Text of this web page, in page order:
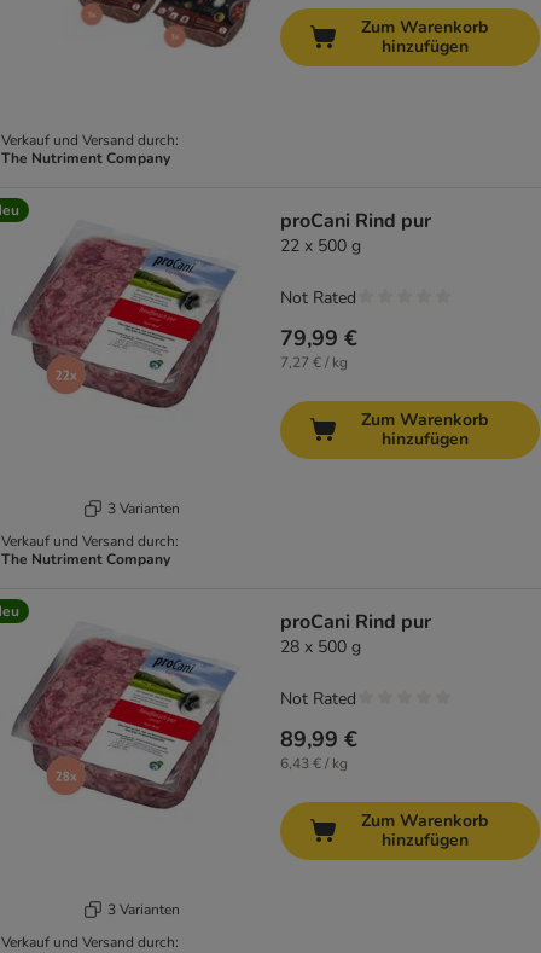
Verkauf und Versand durch:
The Nutriment Company
Zum Warenkorb
hinzufügen
3 Varianten
Verkauf und Versand durch:
The Nutriment Company
proCani Rind pur
22 x 500 g
79,99 €
7,27 € / kg
Not Rated
Zum Warenkorb
hinzufügen
3 Varianten
Verkauf und Versand durch:
proCani Rind pur
28 x 500 g
89,99 €
6,43 € / kg
Not Rated
Zum Warenkorb
hinzufügen